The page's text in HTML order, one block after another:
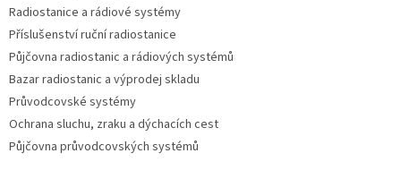
Radiostanice a rádiové systémy
Příslušenství ruční radiostanice
Půjčovna radiostanic a rádiových systémů
Bazar radiostanic a výprodej skladu
Průvodcovské systémy
Ochrana sluchu, zraku a dýchacích cest
Půjčovna průvodcovských systémů